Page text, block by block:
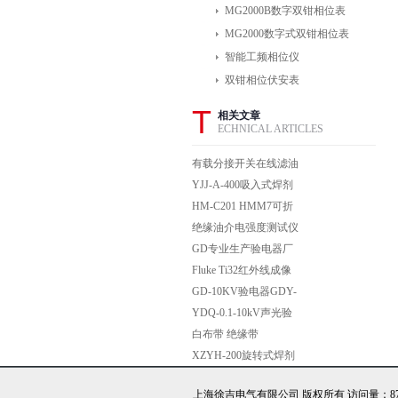
MG2000B数字双钳相位表
MG2000数字式双钳相位表
智能工频相位仪
双钳相位伏安表
T 相关文章
ECHNICAL ARTICLES
有载分接开关在线滤油
机ZYS有载开关在线滤
油器 滤油机
YJJ-A-400吸入式焊剂
烘干箱
HM-C201 HMM7可折
叠运输车
绝缘油介电强度测试仪
打印机的安装程序
GD专业生产验电器厂
家,定做加工验电器,验
电器价格
Fluke Ti32红外线成像
仪技术指标
GD-10KV验电器GDY-
10KV型高压验电器
YDQ-0.1-10kV声光验
电器生产厂家
白布带 绝缘带
XZYH-200旋转式焊剂
上海徐吉电气有限公司 版权所有 访问量：